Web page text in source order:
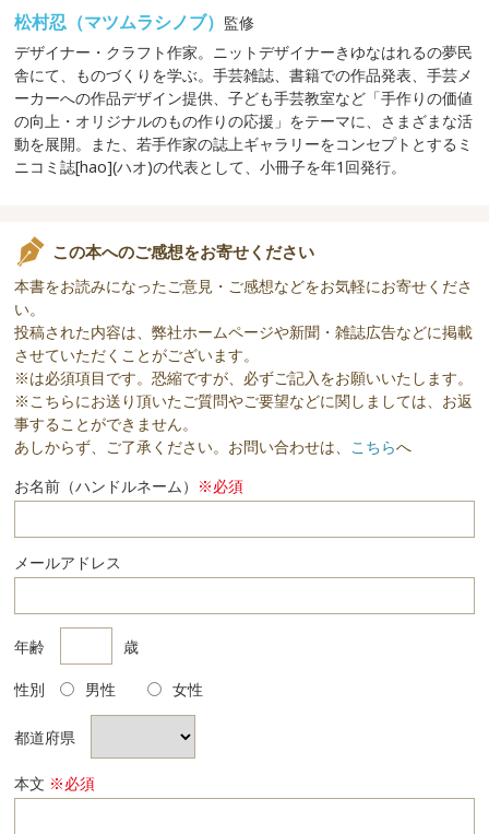
松村忍（マツムラシノブ） 監修
デザイナー・クラフト作家。ニットデザイナーきゆなはれるの夢民
舎にて、ものづくりを学ぶ。手芸雑誌、書籍での作品発表、手芸メ
ーカーへの作品デザイン提供、子ども手芸教室など「手作りの価値
の向上・オリジナルのもの作りの応援」をテーマに、さまざまな活
動を展開。また、若手作家の誌上ギャラリーをコンセプトとするミ
ニコミ誌[hao](ハオ)の代表として、小冊子を年1回発行。
この本へのご感想をお寄せください
本書をお読みになったご意見・ご感想などをお気軽にお寄せくださ
い。
投稿された内容は、弊社ホームページや新聞・雑誌広告などに掲載
させていただくことがございます。
※は必須項目です。恐縮ですが、必ずご記入をお願いいたします。
※こちらにお送り頂いたご質問やご要望などに関しましては、お返
事することができません。
あしからず、ご了承ください。お問い合わせは、 こちらへ
お名前（ハンドルネーム） ※必須
メールアドレス
年齢 歳
性別 男性 女性
都道府県
本文 ※必須